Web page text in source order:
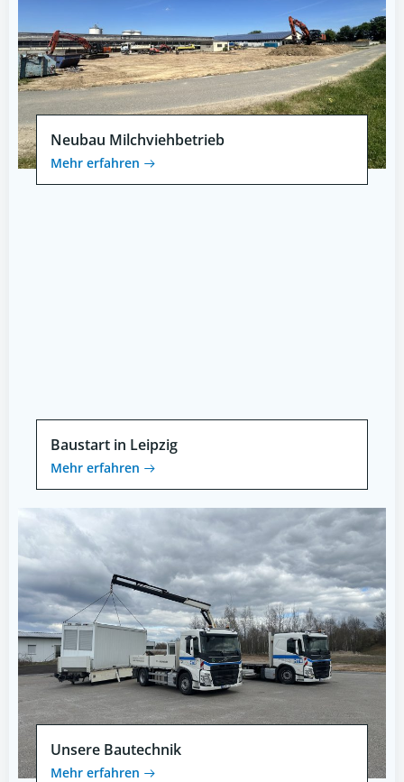
Neubau Milchviehbetrieb
Mehr erfahren
Baustart in Leipzig
Mehr erfahren
Unsere Bautechnik
Mehr erfahren